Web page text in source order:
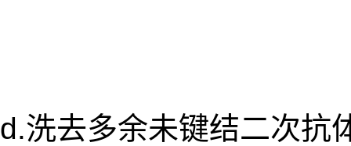
d.洗去多余未键结二次抗